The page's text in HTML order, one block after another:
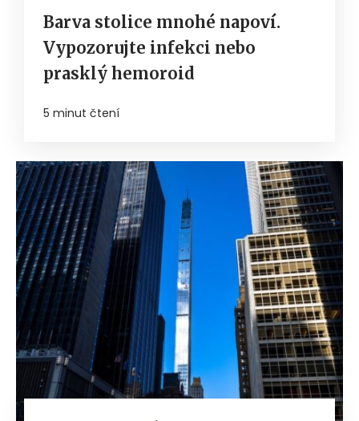
Barva stolice mnohé napoví.
Vypozorujte infekci nebo
prasklý hemoroid
5 minut čtení